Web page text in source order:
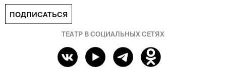
ПОДПИСАТЬСЯ
ТЕАТР В СОЦИАЛЬНЫХ СЕТЯХ